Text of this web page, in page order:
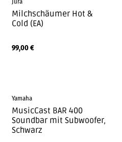
Milchschäumer Hot &
Cold (EA)
99,00€
Yamaha
MusicCast BAR 400
Soundbar mit Subwoofer,
Schwarz